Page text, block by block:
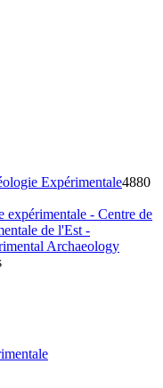
Expérimentale4880
expérimentale - Centre de
de l'Est -
Archaeology